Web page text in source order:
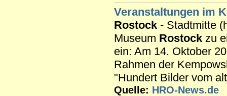
Veranstaltungen im
Rostock - Stadtmitte
Museum Rostock zu
ein: Am 14. Oktober
Rahmen der
"Hundert Bilder vom
Quelle: HRO-News.de